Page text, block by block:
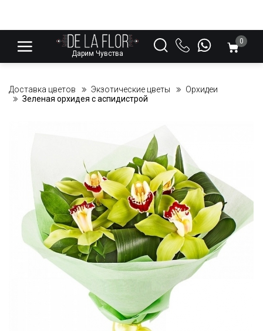
Дарим Чувства
0
Доставка цветов Экзотические цветы
Орхидеи
Зеленая орхидея с аспидистрой